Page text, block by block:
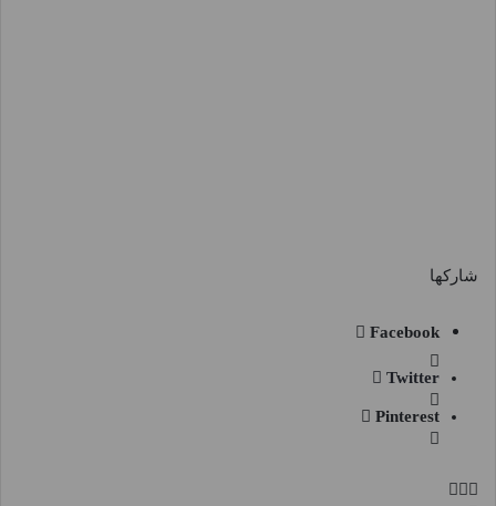
شاركها
Facebook
Twitter
Pinterest